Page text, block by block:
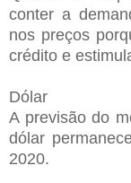
conter a
nos preços
crédito e
Dólar
A previsão do
dólar
2020.